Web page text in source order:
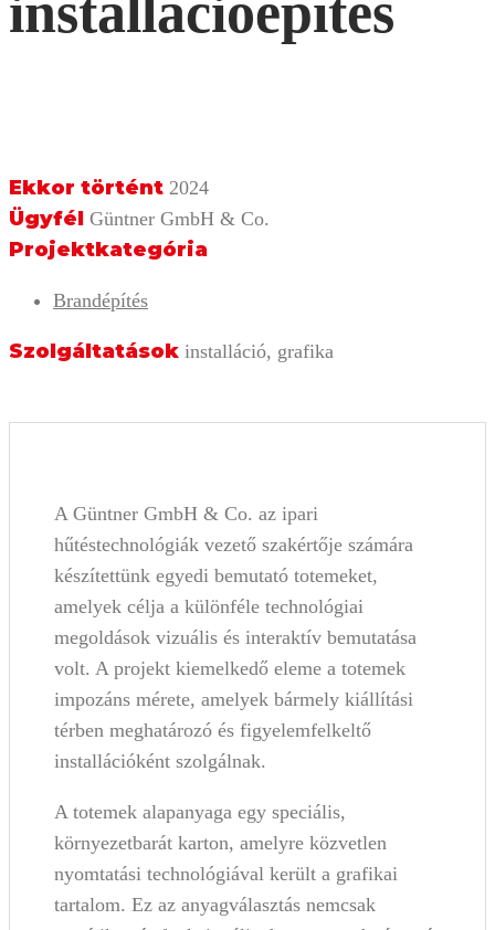
Ekkor történt 2024
Ügyfél Güntner GmbH & Co.
Projektkategória
Brandépítés
Szolgáltatások installáció, grafika
A Güntner GmbH & Co. az ipari
hűtéstechnológiák vezető szakértője számára
készítettünk egyedi bemutató totemeket,
amelyek célja a különféle technológiai
megoldások vizuális és interaktív bemutatása
volt. A projekt kiemelkedő eleme a totemek
impozáns mérete, amelyek bármely kiállítási
térben meghatározó és figyelemfelkeltő
installációként szolgálnak.
A totemek alapanyaga egy speciális,
környezetbarát karton, amelyre közvetlen
nyomtatási technológiával került a grafikai
tartalom. Ez az anyagválasztás nemcsak